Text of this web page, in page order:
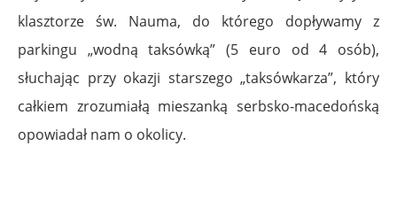
klasztorze św. Nauma, do którego dopływamy z
parkingu „wodną taksówką” (5 euro od 4 osób),
słuchając przy okazji starszego „taksówkarza”, który
całkiem zrozumiałą mieszanką serbsko-macedońską
opowiadał nam o okolicy.